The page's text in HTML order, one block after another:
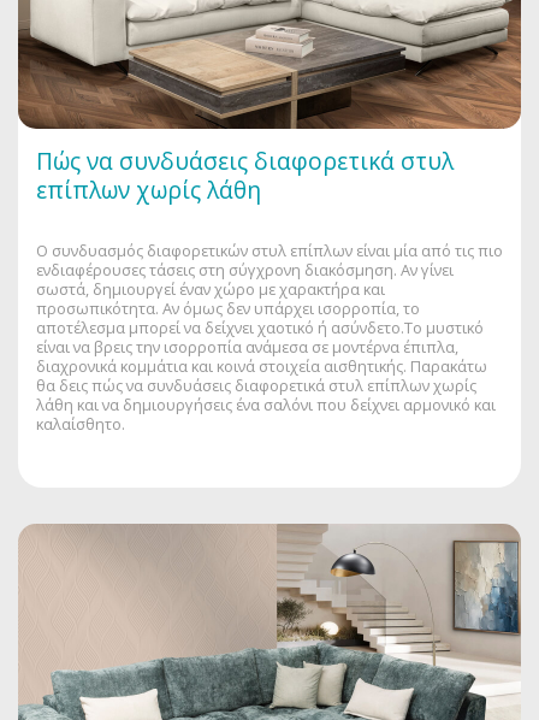
Πώς να συνδυάσεις διαφορετικά στυλ
επίπλων χωρίς λάθη
Ο συνδυασμός διαφορετικών στυλ επίπλων είναι μία από τις πιο
ενδιαφέρουσες τάσεις στη σύγχρονη διακόσμηση. Αν γίνει
σωστά, δημιουργεί έναν χώρο με χαρακτήρα και
προσωπικότητα. Αν όμως δεν υπάρχει ισορροπία, το
αποτέλεσμα μπορεί να δείχνει χαοτικό ή ασύνδετο.Το μυστικό
είναι να βρεις την ισορροπία ανάμεσα σε μοντέρνα έπιπλα,
διαχρονικά κομμάτια και κοινά στοιχεία αισθητικής. Παρακάτω
θα δεις πώς να συνδυάσεις διαφορετικά στυλ επίπλων χωρίς
λάθη και να δημιουργήσεις ένα σαλόνι που δείχνει αρμονικό και
καλαίσθητο.